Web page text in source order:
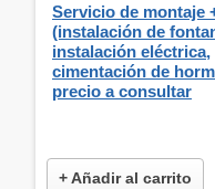
Servicio de montaje
(instalación de
instalación eléctrica,
cimentación de
precio a consultar
+ Añadir al carrito